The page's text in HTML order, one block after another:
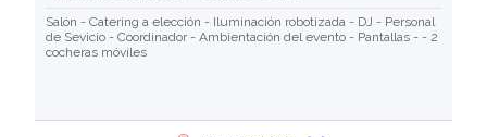
Salón - Catering a elección - Iluminación robotizada - DJ - Personal
de Sevicio - Coordinador - Ambientación del evento - Pantallas - - 2
cocheras móviles